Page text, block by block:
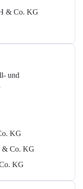
& Co. KG
und
KG
& Co. KG
KG